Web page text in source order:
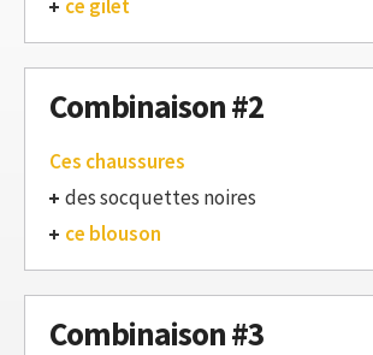
ce gilet
Combinaison #2
Ces chaussures
des socquettes noires
ce blouson
Combinaison #3